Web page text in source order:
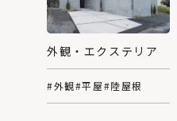
外観・エクステリア
#外観#平屋#陸屋根